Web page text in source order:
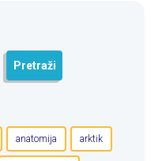
Pretraži
anatomija arktik